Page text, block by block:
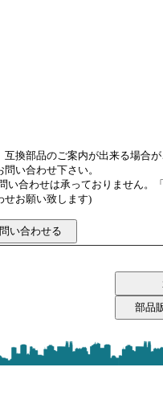
互換部品のご案内が出来る場合
い合わせ下さい。
い合わせは承っておりません。
せお願い致します)